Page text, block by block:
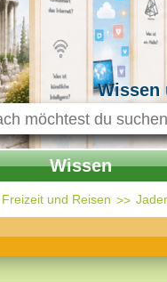
Wissen
Wissen
Wissen
und Reisen